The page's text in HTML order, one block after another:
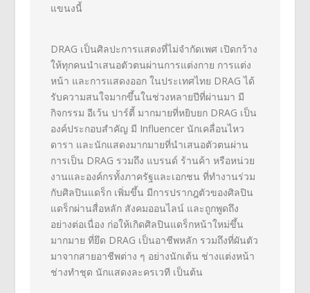
แขนงนี้
DRAG เป็นศิลปะการแสดงที่ไม่จำกัดเพศ เปิดกว้าง
ให้ทุกคนนำเสนอตัวตนผ่านการแต่งกาย การแต่ง
หน้า และการแสดงออก ในประเทศไทย DRAGได้
รับความสนใจมากขึ้นในช่วงหลายปีที่ผ่านมา มี
กิจกรรม อีเว้น ปาร์ตี้ มากมายที่หยิบยก DRAG เป็น
องค์ประกอบสำคัญ มี Influencer นักเคลื่อนไหว
ดารา และนักแสดงมากมายที่นำเสนอตัวตนผ่าน
การเป็น DRAG รวมถึง แบรนด์ ร้านค้า หรือหน่วย
งานและองค์กรทั้งภาครัฐและเอกชน ที่ทำงานร่วม
กับศิลปินแดร็ก เพิ่มขึ้น มีการปรากฎตัวของศิลปิน
แดร็กผ่านสื่อหลัก สังคมออนไลน์ และถูกพูดถึง
อย่างต่อเนื่อง ก่อให้เกิดศิลปินแดร็กหน้าใหม่ขึ้น
มากมาย ที่ยึด DRAG เป็นอาชีพหลัก รวมถึงที่ผันตัว
มาจากสายอาชีพต่าง ๆ อย่างนักเต้น ช่างแต่งหน้า
ช่างทำชุด นักแสดงละครเวที เป็นต้น